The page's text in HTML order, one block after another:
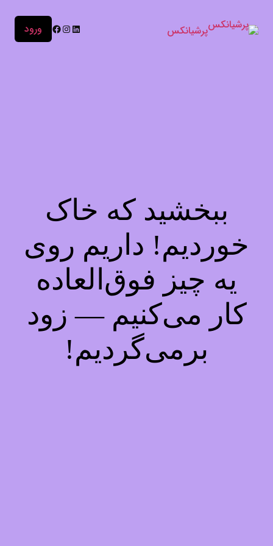
پرشیانکس ورود
ببخشید که خاک
خوردیم! داریم روی
یه چیز فوق‌العاده
کار می‌کنیم — زود
برمی‌گردیم!